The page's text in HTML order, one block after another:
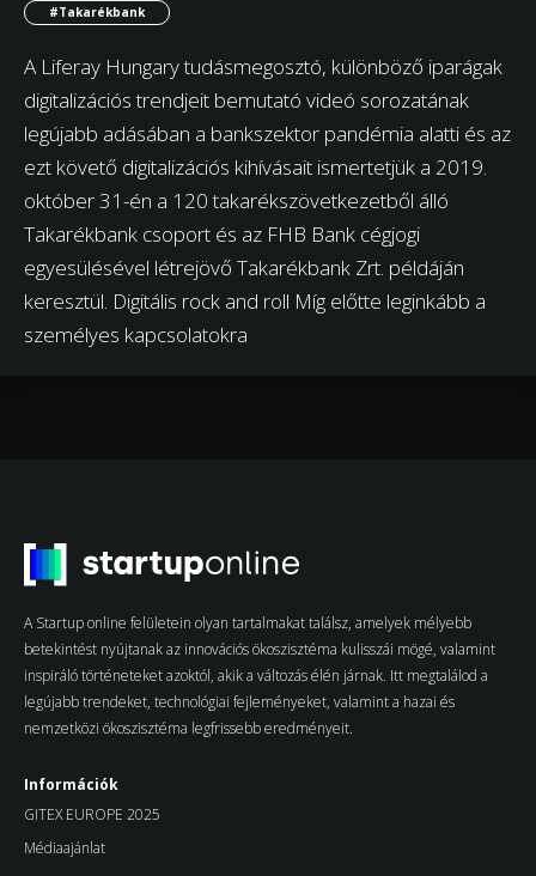
#Takarékbank
A Liferay Hungary tudásmegosztó, különböző iparágak
digitalizációs trendjeit bemutató videó sorozatának
legújabb adásában a bankszektor pandémia alatti és az
ezt követő digitalizációs kihívásait ismertetjük a 2019.
október 31-én a 120 takarékszövetkezetből álló
Takarékbank csoport és az FHB Bank cégjogi
egyesülésével létrejövő Takarékbank Zrt. példáján
keresztül. Digitális rock and roll Míg előtte leginkább a
személyes kapcsolatokra
A Startup online felületein olyan tartalmakat találsz, amelyek mélyebb
betekintést nyújtanak az innovációs ökoszisztéma kulisszái mögé, valamint
inspiráló történeteket azoktól, akik a változás élén járnak. Itt megtalálod a
legújabb trendeket, technológiai fejleményeket, valamint a hazai és
nemzetközi ökoszisztéma legfrissebb eredményeit.
Információk
GITEX EUROPE 2025
Médiaajánlat